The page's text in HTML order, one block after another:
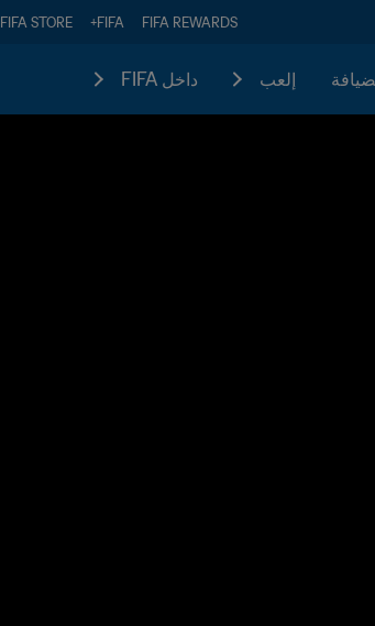
FIFA REWARDS
FIFA+
FIFA STORE
إلعب داخل FIFA